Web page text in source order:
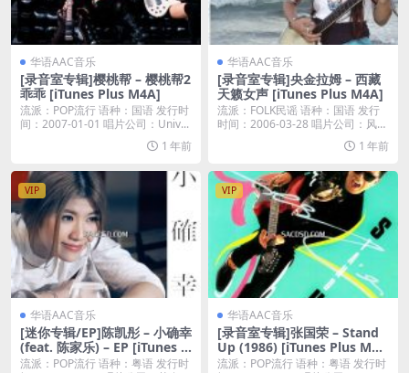
华语AAC音乐
[录音室专辑]樱桃帮 – 樱桃帮2
乖乖 [iTunes Plus M4A]
流派：POP流行 语种：国语 发行时
间：2007-01-01 唱片公司：Univ...
1 年前
华语AAC音乐
[录音室专辑]央金拉姆 – 西藏
天籁女声 [iTunes Plus M4A]
流派：FOLK民谣 语种：国语 发行
时间：2006-03-28 唱片公司：风潮
1 年前
VIP
华语AAC音乐
[迷你专辑/EP]陈凯彤 – 小确幸
(feat. 陈家乐) – EP [iTunes P
lus M4A]
流派：POP流行 语种：粤语 发行时
VIP
华语AAC音乐
[录音室专辑]张国荣 – Stand
Up (1986) [iTunes Plus M4
A]
流派：POP流行 语种：粤语 发行时